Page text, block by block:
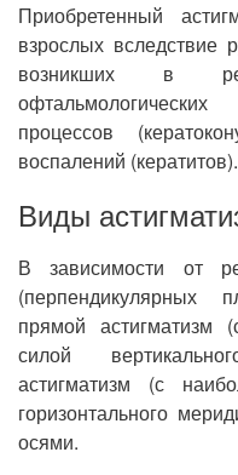
Приобретенный
взрослых вследствие
возникших в
процессов
воспалений (кератитов).
Виды
В зависимости от
(перпендикулярных
прямой астигматизм
силой
астигматизм (с
горизонтального
осями.